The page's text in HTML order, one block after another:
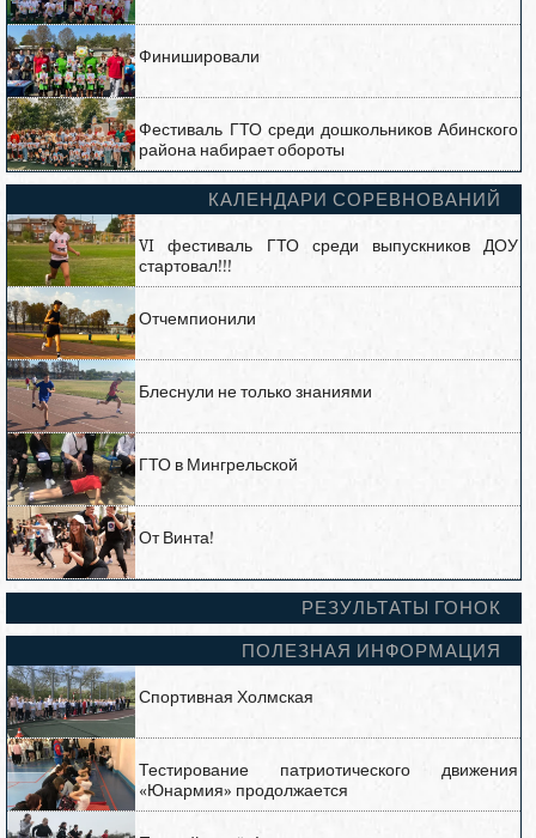
Финишировали
Фестиваль ГТО среди дошкольников Абинского
района набирает обороты
КАЛЕНДАРИ СОРЕВНОВАНИЙ
VI фестиваль ГТО среди выпускников ДОУ
стартовал!!!
Отчемпионили
Блеснули не только знаниями
ГТО в Мингрельской
От Винта!
РЕЗУЛЬТАТЫ ГОНОК
ПОЛЕЗНАЯ ИНФОРМАЦИЯ
Спортивная Холмская
Тестирование патриотического движения
«Юнармия» продолжается